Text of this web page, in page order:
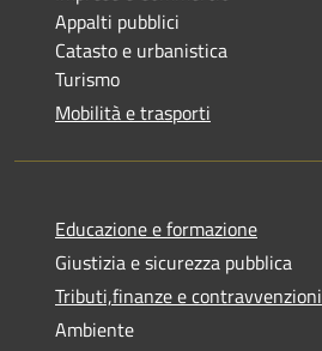
Appalti pubblici
Catasto e urbanistica
Turismo
Mobilità e trasporti
Educazione e formazione
Giustizia e sicurezza pubblica
Tributi,finanze e contravvenzioni
Ambiente